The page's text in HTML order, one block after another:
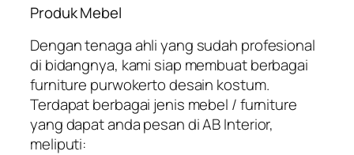
Produk Mebel
Dengan tenaga ahli yang sudah profesional
di bidangnya, kami siap membuat berbagai
furniture purwokerto desain kostum.
Terdapat berbagai jenis mebel / furniture
yang dapat anda pesan di AB Interior,
meliputi: